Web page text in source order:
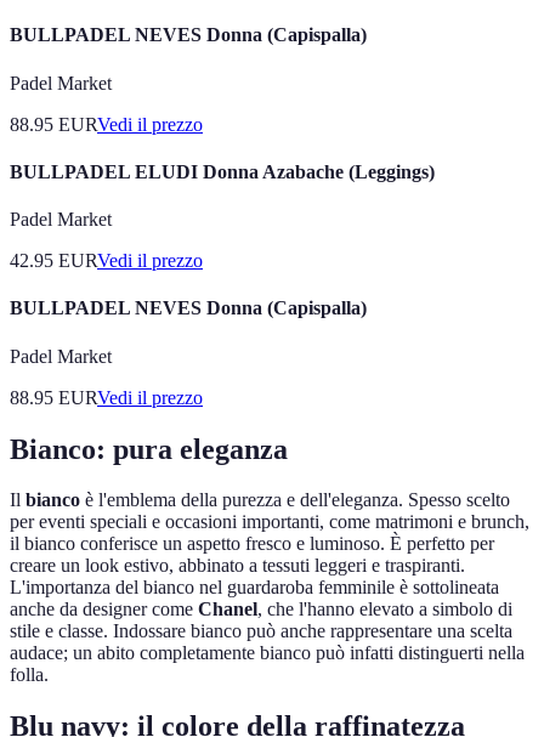
BULLPADEL NEVES Donna (Capispalla)
Padel Market
88.95 EURVedi il prezzo
BULLPADEL ELUDI Donna Azabache (Leggings)
Padel Market
42.95 EURVedi il prezzo
BULLPADEL NEVES Donna (Capispalla)
Padel Market
88.95 EURVedi il prezzo
Bianco: pura eleganza
Il bianco è l'emblema della purezza e dell'eleganza. Spesso scelto
per eventi speciali e occasioni importanti, come matrimoni e brunch,
il bianco conferisce un aspetto fresco e luminoso. È perfetto per
creare un look estivo, abbinato a tessuti leggeri e traspiranti.
L'importanza del bianco nel guardaroba femminile è sottolineata
anche da designer come Chanel, che l'hanno elevato a simbolo di
stile e classe. Indossare bianco può anche rappresentare una scelta
audace; un abito completamente bianco può infatti distinguerti nella
folla.
Blu navy: il colore della raffinatezza